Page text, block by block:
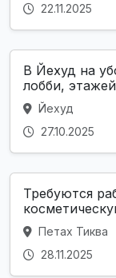
22.11.2025
В Йехуд на
лобби,
Йехуд
27.10.2025
Требуются
Петах Тиква
28.11.2025